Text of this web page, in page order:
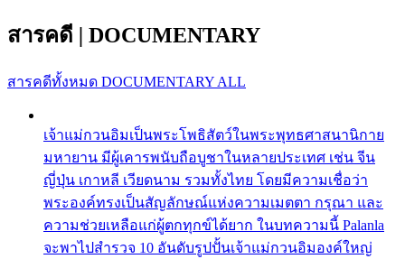
สารคดี | DOCUMENTARY
สารคดีทั้งหมด DOCUMENTARY ALL
เจ้าแม่กวนอิมเป็นพระโพธิสัตว์ในพระพุทธศาสนานิกาย
มหายาน มีผู้เคารพนับถือบูชาในหลายประเทศ เช่น จีน
ญี่ปุ่น เกาหลี เวียดนาม รวมทั้งไทย โดยมีความเชื่อว่า
พระองค์ทรงเป็นสัญลักษณ์แห่งความเมตตา กรุณา และ
ความช่วยเหลือแก่ผู้ตกทุกข์ได้ยาก ในบทความนี้ Palanla
จะพาไปสำรวจ 10 อันดับรูปปั้นเจ้าแม่กวนอิมองค์ใหญ่